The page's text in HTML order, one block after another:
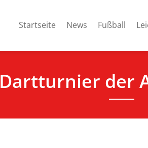
Startseite News Fußball
Dartturnier der